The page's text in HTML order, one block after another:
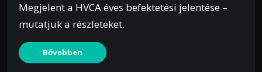
Megjelent a HVCA éves befektetési jelentése –
mutatjuk a részleteket.
Bővebben